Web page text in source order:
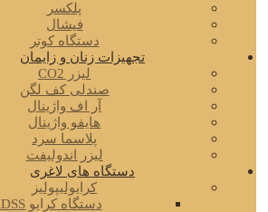
پلکسر
فیشال
دستگاه کوتر
تجهیزات زنان و زایمان
لیزر CO2
صندلی کف لگن
آر اف واژینال
هایفو واژینال
پلاسما سرد
لیزر اندولیفت
دستگاه های لاغری
کرایولیپولیز
دستگاه کرایو ADSS